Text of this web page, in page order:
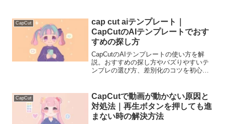
CapCut
cap cut aiテンプレート｜
CapCutのAIテンプレートでおす
すめの探し方
CapCutのAIテンプレートの使い方を解
説。おすすめの探し方やバズりやすいテ
ンプレの選び方、差別化のコツを初心者
CapCut
CapCutで動画が動かない原因と
対処法｜再生ボタンを押しても進
まない時の解決方法